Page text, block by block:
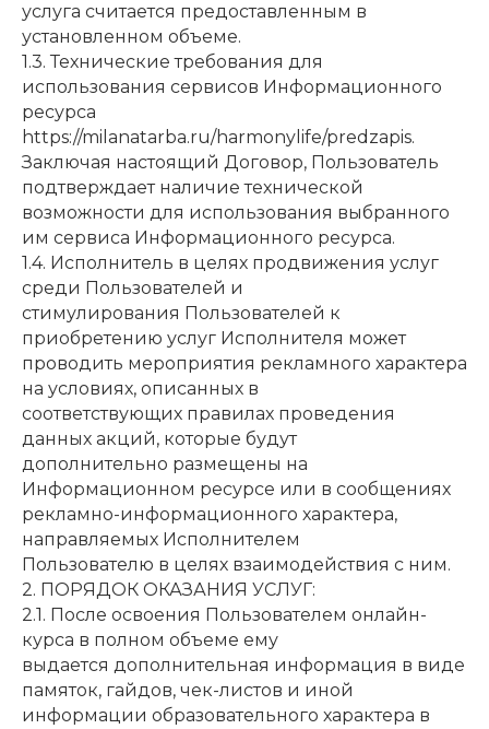
услуга считается предоставленным в
установленном объеме.
1.3. Технические требования для
использования сервисов Информационного
ресурса
https://milanatarba.ru/harmonylife/predzapis.
Заключая настоящий Договор, Пользователь
подтверждает наличие технической
возможности для использования выбранного
им сервиса Информационного ресурса.
1.4. Исполнитель в целях продвижения услуг
среди Пользователей и
стимулирования Пользователей к
приобретению услуг Исполнителя может
проводить мероприятия рекламного характера
на условиях, описанных в
соответствующих правилах проведения
данных акций, которые будут
дополнительно размещены на
Информационном ресурсе или в сообщениях
рекламно-информационного характера,
направляемых Исполнителем
Пользователю в целях взаимодействия с ним.
2. ПОРЯДОК ОКАЗАНИЯ УСЛУГ:
2.1. После освоения Пользователем онлайн-
курса в полном объеме ему
выдается дополнительная информация в виде
памяток, гайдов, чек-листов и иной
информации образовательного характера в